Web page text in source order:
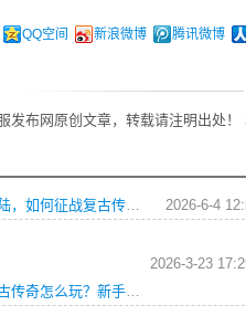
QQ空间 新浪微博 腾讯微博
发布网原创文章，转载请注明出处！
2026-6-4
踏上玛法大陆，如何征战复古传奇一战成名？
2026-3-23
冰封苍穹复古传奇怎么玩？新手入门攻略与征战技巧全解析